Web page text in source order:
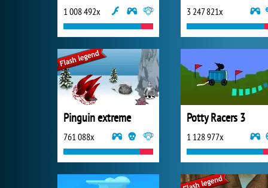
1 008 492x 3 247 821x
Pinguin extreme
761 088x
Potty Racers 3
1 128 977x